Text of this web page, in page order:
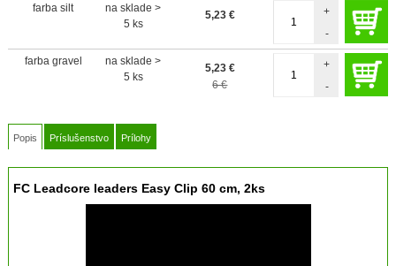
farba silt
na sklade >
5 ks
5,23 €
-
+
farba gravel
na sklade >
5 ks
5,23 €
6 €
-
+
Popis Príslušenstvo Prílohy
FC Leadcore leaders Easy Clip 60 cm, 2ks